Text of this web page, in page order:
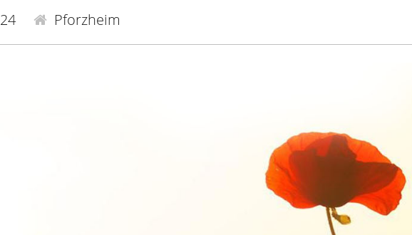
Pforzheim